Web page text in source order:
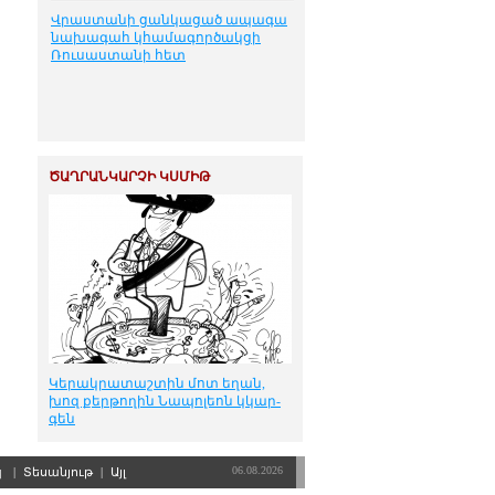
Վրաստանի ցանկացած ապագա
նախագահ կհամագործակցի
Ռուսաստանի հետ
ԾԱՂՐԱՆԿԱՐՉԻ ԿՍՄԻԹ
Կե­րակ­րա­տաշ­տին մոտ ե­ղան,
խոզ քեր­թո­ղին Նա­պո­լեոն կկար­
գեն
| Տեսանյութ | Այլ 06.08.2026